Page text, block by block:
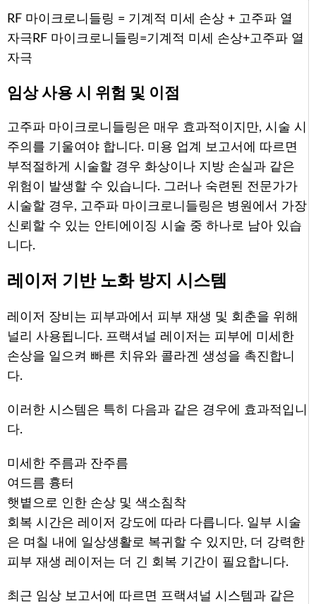
RF 마이크로니들링 = 기계적 미세 손상 + 고주파 열
자극 RF 마이크로니들링=기계적 미세 손상+고주파 열
자극
임상 사용 시 위험 및 이점
고주파 마이크로니들링은 매우 효과적이지만, 시술 시
주의를 기울여야 합니다. 미용 업계 보고서에 따르면
부적절하게 시술할 경우 화상이나 지방 손실과 같은
위험이 발생할 수 있습니다. 그러나 숙련된 전문가가
시술할 경우, 고주파 마이크로니들링은 병원에서 가장
신뢰할 수 있는 안티에이징 시술 중 하나로 남아 있습
니다.
레이저 기반 노화 방지 시스템
레이저 장비는 피부과에서 피부 재생 및 회춘을 위해
널리 사용됩니다. 프랙셔널 레이저는 피부에 미세한
손상을 일으켜 빠른 치유와 콜라겐 생성을 촉진합니
다.
이러한 시스템은 특히 다음과 같은 경우에 효과적입니
다.
미세한 주름과 잔주름
여드름 흉터
햇볕으로 인한 손상 및 색소침착
회복 시간은 레이저 강도에 따라 다릅니다. 일부 시술
은 며칠 내에 일상생활로 복귀할 수 있지만, 더 강력한
피부 재생 레이저는 더 긴 회복 기간이 필요합니다.
최근 임상 보고서에 따르면 프랙셔널 시스템과 같은